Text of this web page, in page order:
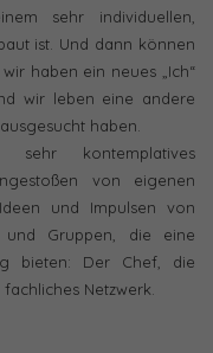
sehr individuellen,
ist. Und dann können
haben ein neues „Ich“
wir leben eine andere
haben.
kontemplatives
von eigenen
und Impulsen von
Gruppen, die eine
bieten: Der Chef, die
Netzwerk.